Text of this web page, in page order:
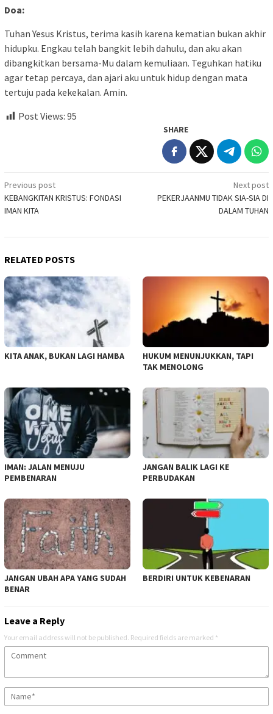
Doa:
Tuhan Yesus Kristus, terima kasih karena kematian bukan akhir
hidupku. Engkau telah bangkit lebih dahulu, dan aku akan
dibangkitkan bersama-Mu dalam kemuliaan. Teguhkan hatiku
agar tetap percaya, dan ajari aku untuk hidup dengan mata
tertuju pada kekekalan. Amin.
Post Views: 95
SHARE
Post
navigation
Previous post
KEBANGKITAN KRISTUS: FONDASI
IMAN KITA
Next post
PEKERJAANMU TIDAK SIA-SIA DI
DALAM TUHAN
RELATED POSTS
KITA ANAK, BUKAN LAGI HAMBA
HUKUM MENUNJUKKAN, TAPI
TAK MENOLONG
IMAN: JALAN MENUJU
PEMBENARAN
JANGAN BALIK LAGI KE
PERBUDAKAN
JANGAN UBAH APA YANG SUDAH
BENAR
BERDIRI UNTUK KEBENARAN
Leave a Reply
Your email address will not be published. Required fields are marked *